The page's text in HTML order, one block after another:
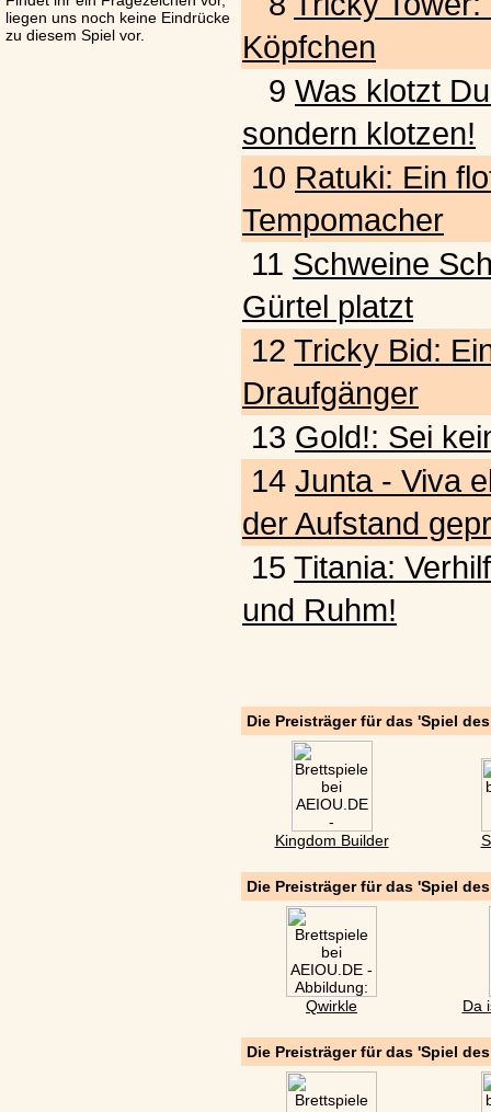
liegen uns noch keine Eindrücke
zu diesem Spiel vor.
Köpfchen
9 Was klotzt
sondern klotzen!
10 Ratuki: Ein
Tempomacher
11 Schweine
Gürtel platzt
12 Tricky Bid:
Draufgänger
13 Gold!: Sei
14 Junta - Viva
der Aufstand
15 Titania:
und Ruhm!
Die Preisträger für das 'Spiel
Kingdom Builder
Die Preisträger für das 'Spiel
Qwirkle Da
Die Preisträger für das 'Spiel